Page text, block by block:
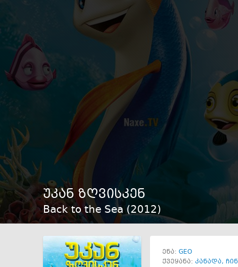
უკან ზღვისკენ
Back to the Sea (2012)
ენა: GEO
ქვეყანა: კანადა,